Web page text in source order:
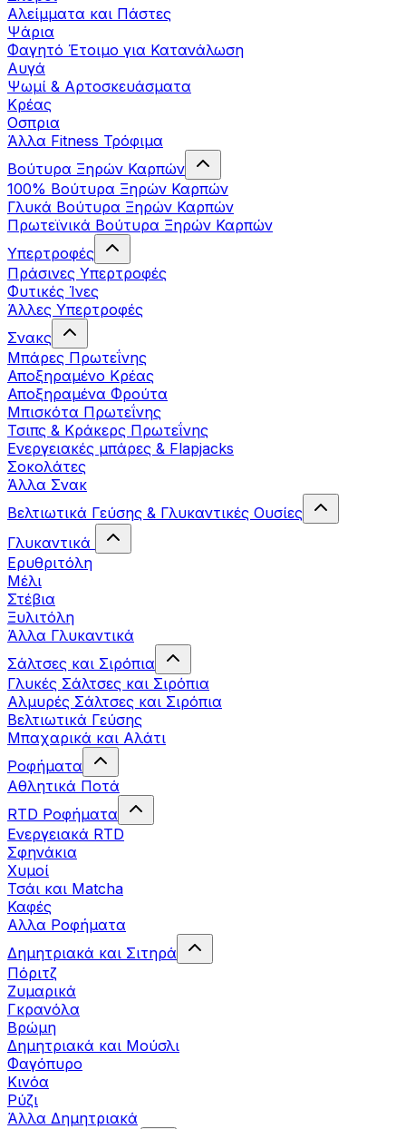
Αλείμματα και Πάστες
Ψάρια
Φαγητό Έτοιμο για Κατανάλωση
Αυγά
Ψωμί & Αρτοσκευάσματα
Κρέας
Οσπρια
Άλλα Fitness Τρόφιμα
Βούτυρα Ξηρών Καρπών
100% Βούτυρα Ξηρών Καρπών
Γλυκά Βούτυρα Ξηρών Καρπών
Πρωτεϊνικά Βούτυρα Ξηρών Καρπών
Υπερτροφές
Πράσινες Υπερτροφές
Φυτικές Ίνες
Άλλες Υπερτροφές
Σνακς
Μπάρες Πρωτεΐνης
Αποξηραμένο Κρέας
Αποξηραμένα Φρούτα
Μπισκότα Πρωτεΐνης
Τσιπς & Kράκερς Πρωτεΐνης
Ενεργειακές μπάρες & Flapjacks
Σοκολάτες
Άλλα Σνακ
Βελτιωτικά Γεύσης & Γλυκαντικές Ουσίες
Γλυκαντικά
Ερυθριτόλη
Μέλι
Στέβια
Ξυλιτόλη
Άλλα Γλυκαντικά
Σάλτσες και Σιρόπια
Γλυκές Σάλτσες και Σιρόπια
Αλμυρές Σάλτσες και Σιρόπια
Bελτιωτικά Γεύσης
Μπαχαρικά και Αλάτι
Ροφήματα
Αθλητικά Ποτά
RTD Ροφήματα
Ενεργειακά RTD
Σφηνάκια
Χυμοί
Τσάι και Matcha
Καφές
Αλλα Ροφήματα
Δημητριακά και Σιτηρά
Πόριτζ
Ζυμαρικά
Γκρανόλα
Βρώμη
Δημητριακά και Μούσλι
Φαγόπυρο
Κινόα
Ρύζι
Άλλα Δημητριακά